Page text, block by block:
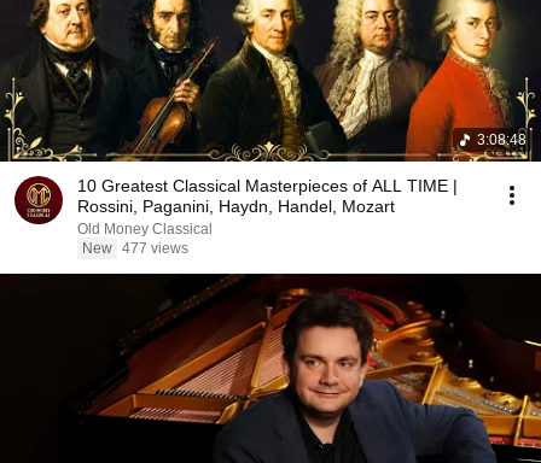
3:08:48
10 Greatest Classical Masterpieces of ALL TIME |
Rossini, Paganini, Haydn, Handel, Mozart
Old Money Classical
New 477 views